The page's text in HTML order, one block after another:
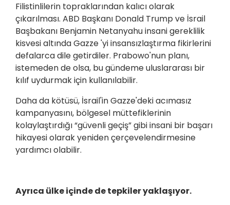
Filistinlilerin topraklarından kalıcı olarak
çıkarılması. ABD Başkanı Donald Trump ve İsrail
Başbakanı Benjamin Netanyahu insani gereklilik
kisvesi altında Gazze 'yi insansızlaştırma fikirlerini
defalarca dile getirdiler. Prabowo'nun planı,
istemeden de olsa, bu gündeme uluslararası bir
kılıf uydurmak için kullanılabilir.
Daha da kötüsü, İsrail'in Gazze'deki acımasız
kampanyasını, bölgesel müttefiklerinin
kolaylaştırdığı “güvenli geçiş” gibi insani bir başarı
hikayesi olarak yeniden çerçevelendirmesine
yardımcı olabilir.
Ayrıca ülke içinde de tepkiler yaklaşıyor.